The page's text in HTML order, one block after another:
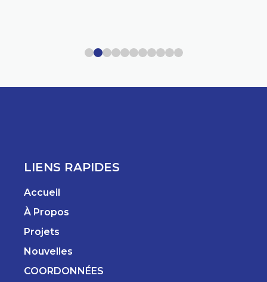
LIENS RAPIDES
Accueil
À Propos
Projets
Nouvelles
COORDONNÉES